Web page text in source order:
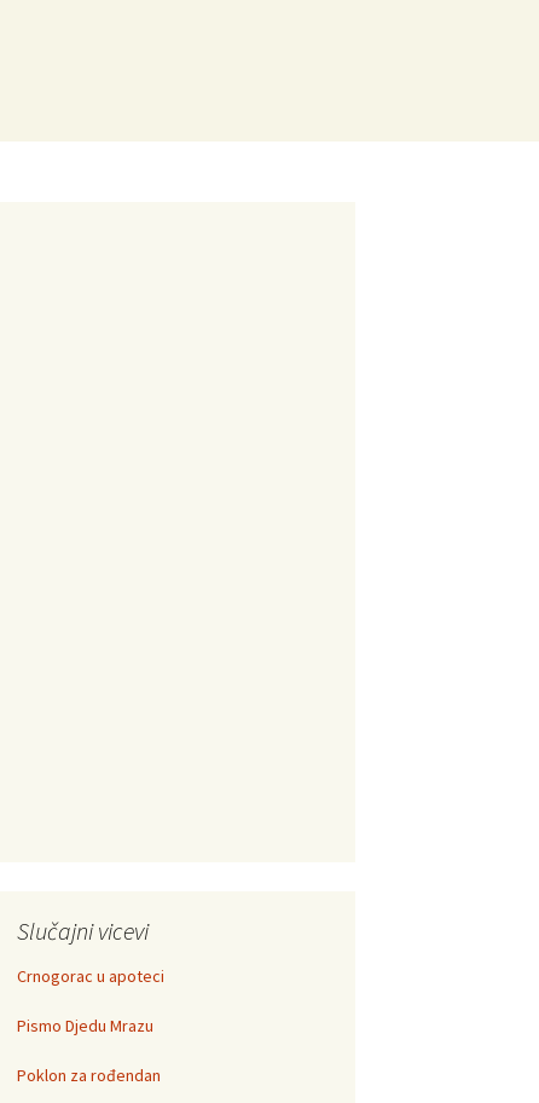
Slučajni vicevi
Crnogorac u apoteci
Pismo Djedu Mrazu
Poklon za rođendan